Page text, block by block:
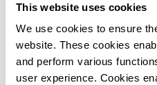
This website uses cookies
We use cookies to ensure
website. These cookies
and perform various
user experience. Cookies
디스코드 프록시
Discord의 봇은 다중 계정, 서
다른 소셜 네트워크 사용 원